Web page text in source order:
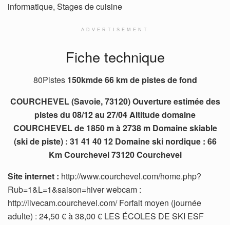
informatique, Stages de cuisine
ADVERTISEMENT
Fiche technique
80Pistes 150kmde 66 km de pistes de fond
COURCHEVEL (Savoie, 73120) Ouverture estimée des
pistes du 08/12 au 27/04 Altitude domaine
COURCHEVEL de 1850 m à 2738 m Domaine skiable
(ski de piste) : 31 41 40 12 Domaine ski nordique : 66
Km Courchevel 73120 Courchevel
Site internet : http://www.courchevel.com/home.php?
Rub=1&L=1&saison=hiver webcam :
http://livecam.courchevel.com/ Forfait moyen (journée
adulte) : 24,50 € à 38,00 € LES ÉCOLES DE SKI ESF